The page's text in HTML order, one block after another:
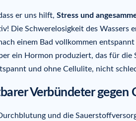
er uns hilft, Stress und
Die Schwerelosigkeit des Wassers
einem Bad vollkommen
ein Hormon produziert, das für
und ohne Cellulite, nicht
Verbündeter gegen
und die